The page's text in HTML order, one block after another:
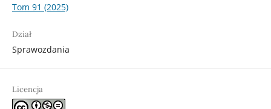
Tom 91 (2025)
Dział
Sprawozdania
Licencja